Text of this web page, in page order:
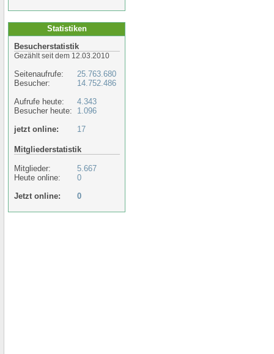
Statistiken
Besucherstatistik
Gezählt seit dem 12.03.2010
Seitenaufrufe:
Besucher:
Aufrufe heute:
Besucher heute:
jetzt online:
25.763.680
14.752.486
4.343
1.096
17
Mitgliederstatistik
Mitglieder:
Heute online:
5.667
0
Jetzt online:
0